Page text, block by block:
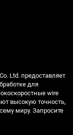
Ltd. предоставляет
для
wire
высокую точность,
миру. Запросите